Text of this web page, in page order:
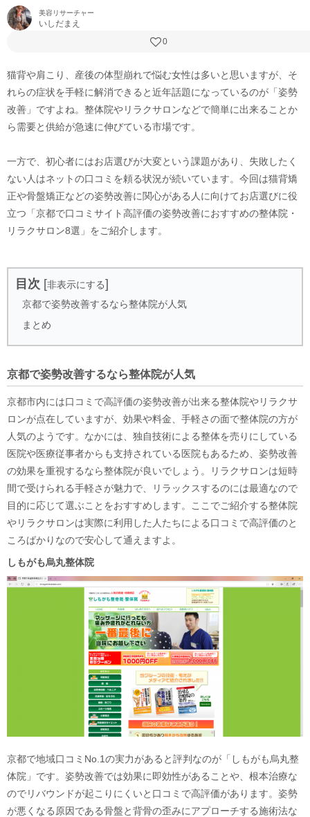
美容リサーチャー
いしだまえ
0
猫背や肩こり、産後の体型崩れで悩む女性は多いと思いますが、そ
れらの症状を手軽に解消できると近年話題になっているのが「姿勢
改善」ですよね。整体院やリラクサロンなどで簡単に出来ることか
ら需要と供給が急速に伸びている市場です。
一方で、初心者にはお店選びが大変という課題があり、失敗したく
ない人はネットの口コミを頼る状況が続いています。今回は猫背矯
正や骨盤矯正などの姿勢改善に関心がある人に向けてお店選びに役
立つ「京都で口コミサイト高評価の姿勢改善におすすめの整体院・
リラクサロン8選」をご紹介します。
目次 [非表示にする]
京都で姿勢改善するなら整体院が人気
まとめ
京都で姿勢改善するなら整体院が人気
京都市内には口コミで高評価の姿勢改善が出来る整体院やリラクサ
ロンが点在していますが、効果や料金、手軽さの面で整体院の方が
人気のようです。なかには、独自技術による整体を売りにしている
医院や医療従事者からも支持されている医院もあるため、姿勢改善
の効果を重視するなら整体院が良いでしょう。リラクサロンは短時
間で受けられる手軽さが魅力で、リラックスするのには最適なので
目的に応じて選ぶことをおすすめします。ここでご紹介する整体院
やリラクサロンは実際に利用した人たちによる口コミで高評価のと
ころばかりなので安心して通えますよ。
しもがも烏丸整体院
京都で地域口コミNo.1の実力があると評判なのが「しもがも烏丸整
体院」です。姿勢改善では効果に即効性があることや、根本治療な
のでリバウンドが起こりにくいと口コミで高評価があります。姿勢
が悪くなる原因である骨盤と背骨の歪みにアプローチする施術法な